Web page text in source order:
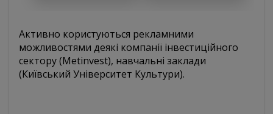
Активно користуються рекламними
можливостями деякі компанії інвестиційного
сектору (Metinvest), навчальні заклади
(Київський Університет Культури).